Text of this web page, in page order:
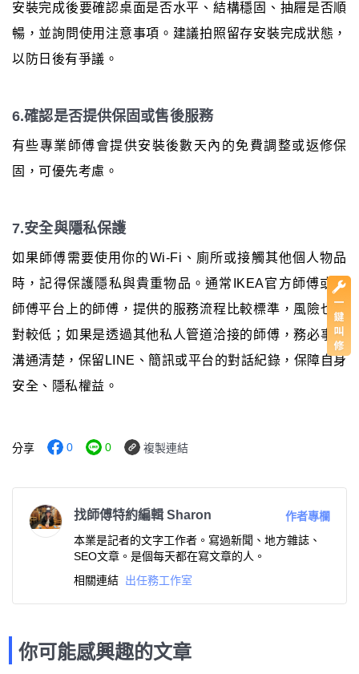
安裝完成後要確認桌面是否水平、結構穩固、抽屜是否順
暢，並詢問使用注意事項。建議拍照留存安裝完成狀態，
以防日後有爭議。
6.確認是否提供保固或售後服務
有些專業師傅會提供安裝後數天內的免費調整或返修保
固，可優先考慮。
7.安全與隱私保護
如果師傅需要使用你的Wi-Fi、廁所或接觸其他個人物品
時，記得保護隱私與貴重物品。通常IKEA官方師傅或找
師傅平台上的師傅，提供的服務流程比較標準，風險也相
對較低；如果是透過其他私人管道洽接的師傅，務必事前
溝通清楚，保留LINE、簡訊或平台的對話紀錄，保障自身
安全、隱私權益。
分享 0 0 複製連結
找師傅特約編輯 Sharon
作者專欄
本業是記者的文字工作者。寫過新聞、地方雜誌、
SEO文章。是個每天都在寫文章的人。
相關連結 出任務工作室
你可能感興趣的文章